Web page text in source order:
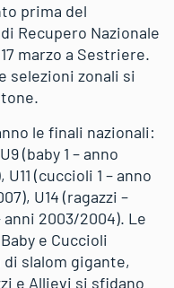
prima del
Recupero Nazionale
marzo a Sestriere.
selezioni zonali si
le finali nazionali:
(baby 1 – anno
U11 (cuccioli 1 – anno
U14 (ragazzi –
anni 2003/2004). Le
e Cuccioli
slalom gigante,
e Allievi si sfidano